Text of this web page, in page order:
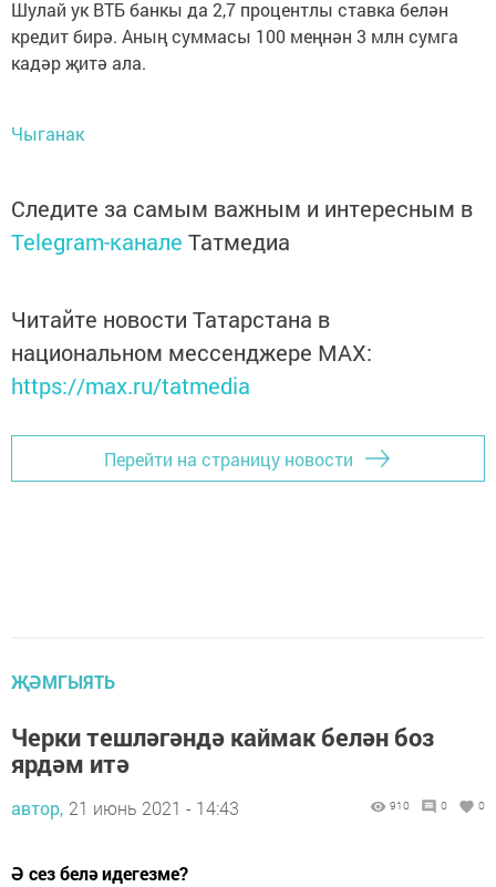
Шулай ук ВТБ банкы да 2,7 процентлы ставка белән
кредит бирә. Аның суммасы 100 меңнән 3 млн сумга
кадәр җитә ала.
Чыганак
Следите за самым важным и интересным в
Telegram-канале Татмедиа
Читайте новости Татарстана в
национальном мессенджере MАХ:
https://max.ru/tatmedia
Перейти на страницу новости
ҖӘМГЫЯТЬ
Черки тешләгәндә каймак белән боз
ярдәм итә
автор, 21 июнь 2021 - 14:43 910 0 0
Ә сез белә идегезме?